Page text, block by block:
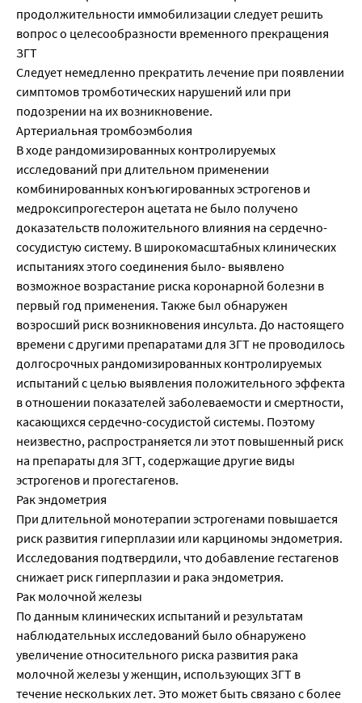
продолжительности иммобилизации следует решить
вопрос о целесообразности временного прекращения
ЗГТ
Следует немедленно прекратить лечение при появлении
симптомов тромботических нарушений или при
подозрении на их возникновение.
Артериальная тромбоэмболия
В ходе рандомизированных контролируемых
исследований при длительном применении
комбинированных конъюгированных эстрогенов и
медроксипрогестерон ацетата не было получено
доказательств положительного влияния на сердечно-
сосудистую систему. В широкомасштабных клинических
испытаниях этого соединения было- выявлено
возможное возрастание риска коронарной болезни в
первый год применения. Также был обнаружен
возросший риск возникновения инсульта. До настоящего
времени с другими препаратами для ЗГТ не проводилось
долгосрочных рандомизированных контролируемых
испытаний с целью выявления положительного эффекта
в отношении показателей заболеваемости и смертности,
касающихся сердечно-сосудистой системы. Поэтому
неизвестно, распространяется ли этот повышенный риск
на препараты для ЗГТ, содержащие другие виды
эстрогенов и прогестагенов.
Рак эндометрия
При длительной монотерапии эстрогенами повышается
риск развития гиперплазии или карциномы эндометрия.
Исследования подтвердили, что добавление гестагенов
снижает риск гиперплазии и рака эндометрия.
Рак молочной железы
По данным клинических испытаний и результатам
наблюдательных исследований было обнаружено
увеличение относительного риска развития рака
молочной железы у женщин, использующих ЗГТ в
течение нескольких лет. Это может быть связано с более